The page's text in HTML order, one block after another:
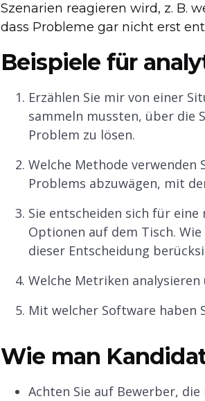
Szenarien reagieren wird, z. B.
dass Probleme gar nicht erst
Beispiele für
Erzählen Sie mir von einer
sammeln mussten, über die
Problem zu lösen.
Welche Methode verwenden
Problems abzuwägen, mit
Sie entscheiden sich für
Optionen auf dem Tisch.
dieser Entscheidung
Welche Metriken
Mit welcher Software haben
Wie man
Achten Sie auf Bewerber,